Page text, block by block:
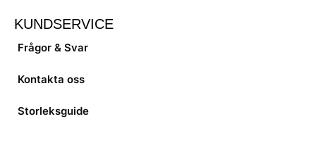
KUNDSERVICE
Frågor & Svar
Kontakta oss
Storleksguide